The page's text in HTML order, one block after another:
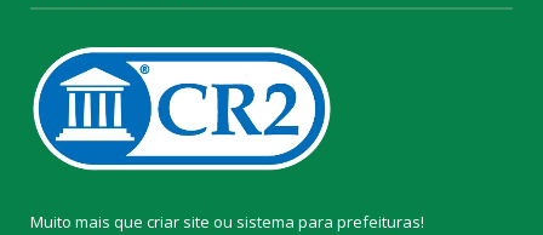
Muito mais que criar site ou sistema para prefeituras!